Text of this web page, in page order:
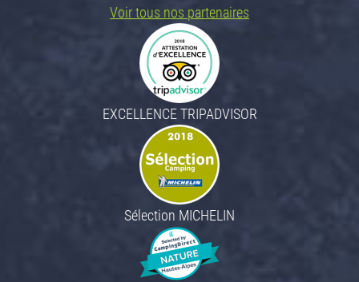
Voir tous nos partenaires
EXCELLENCE TRIPADVISOR
Sélection MICHELIN